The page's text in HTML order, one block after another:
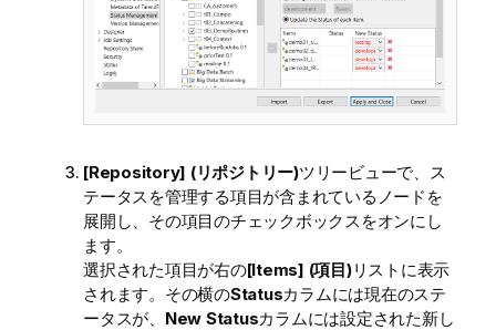
[Repository] (リポジトリー)ツリービューで、ス
テータスを管理する項目が含まれているノードを
展開し、その項目のチェックボックスをオンにし
ます。
選択された項目が右の[Items] (項目)リストに表示
されます。その横のStatusカラムには現在のステ
ータスが、 New Statusカラムには設定された新し